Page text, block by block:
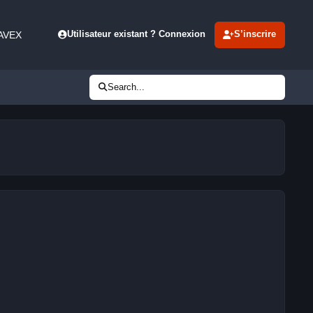
Utilisateur existant ? Connexion S’inscrire
Search...